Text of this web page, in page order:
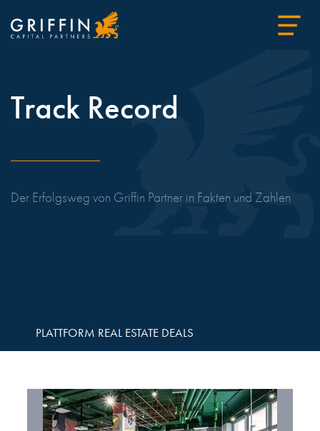
Track Record
Der Erfolgsweg von Griffin Partner in Fakten und Zahlen
PLATTFORM REAL ESTATE DEALS